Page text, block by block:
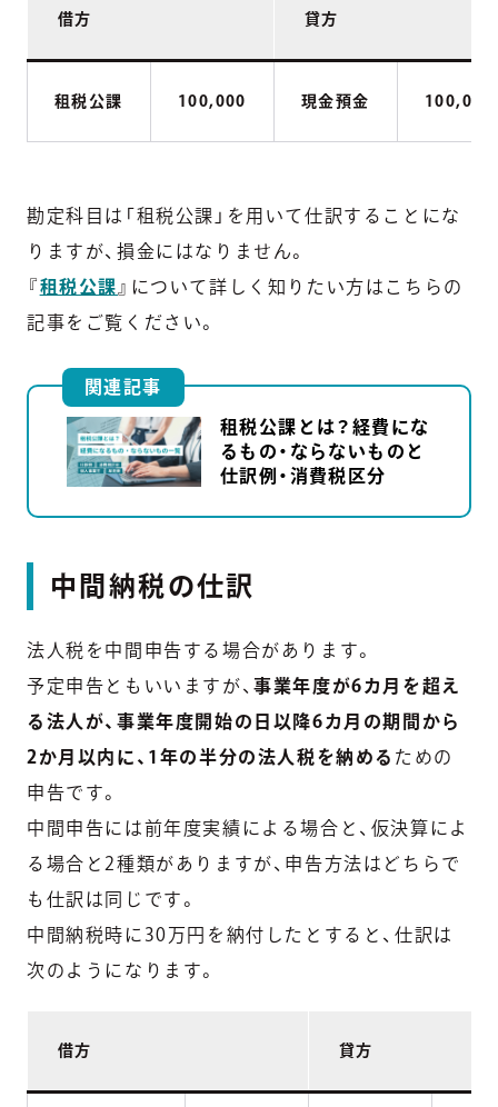
借方 貸方
租税公課 100,000 現金預金 100,000
勘定科目は「租税公課」を用いて仕訳することにな
りますが、損金にはなりません。
『租税公課 』について詳しく知りたい方はこちらの
記事をご覧ください。
関連記事
租税公課とは？経費にな
るもの・ならないものと
仕訳例・消費税区分
中間納税の仕訳
法人税を中間申告する場合があります。
予定申告ともいいますが、事業年度が6カ月を超え
る法人が、事業年度開始の日以降6カ月の期間から
2か月以内に、1年の半分の法人税を納める ための
申告です。
中間申告には前年度実績による場合と、仮決算によ
る場合と2種類がありますが、申告方法はどちらで
も仕訳は同じです。
中間納税時に30万円を納付したとすると、仕訳は
次のようになります。
借方 貸方